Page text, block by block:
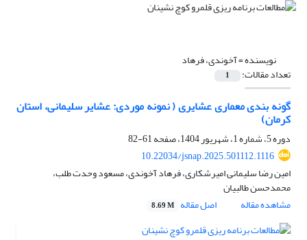
نویسنده =آخوندی، فرهاد
تعداد مقالات: 1
گونه بندی معماری عشایری ( نمونه موردی: عشایر سلیمانی، استان
کرمان)
دوره 5، شماره 1، شهریور 1404، صفحه
61-82
10.22034/jsnap.2025.501112.1116
امین رضا سلیمانی امیرشکاری، فرهاد آخوندی، مسعود وحدت طلب،
محمدحسن طالبیان
مشاهده مقاله
اصل مقاله 8.69 M